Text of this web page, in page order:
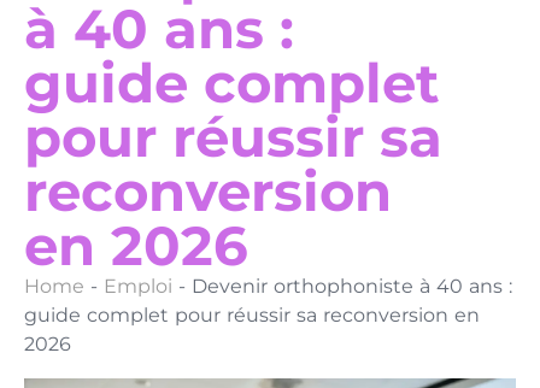
à 40 ans :
guide complet
pour réussir sa
reconversion
en 2026
Home - Emploi - Devenir orthophoniste à 40 ans :
guide complet pour réussir sa reconversion en
2026